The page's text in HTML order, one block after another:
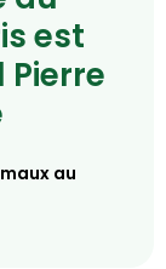
est
au